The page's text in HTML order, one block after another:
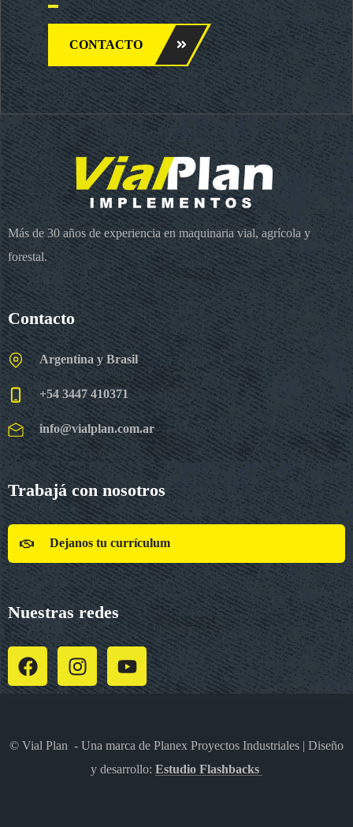
CONTACTO
Más de 30 años de experiencia en maquinaria vial, agrícola y
forestal.
Contacto
Argentina y Brasil
+54 3447 410371
info@vialplan.com.ar
Trabajá con nosotros
Dejanos tu currículum
Nuestras redes
© Vial Plan - Una marca de Planex Proyectos Industriales | Diseño
y desarrollo: Estudio Flashbacks